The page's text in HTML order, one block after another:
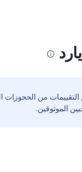
من الحجوزات